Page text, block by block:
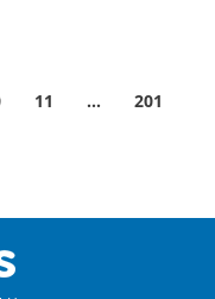
11 … 201